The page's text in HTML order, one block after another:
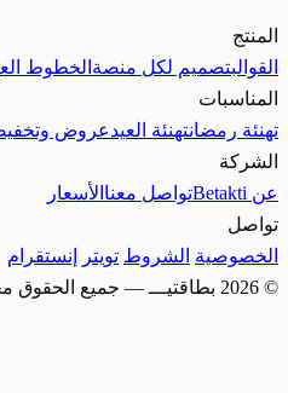
المنتج
القوالبتصميم لكل منصة الخطوط
المناسبات
تهنئة رمضانتهنئة العيدعروض
الشركة
عن Betakti
تواصل معنا الأسعار
تواصل
الخصوصية الشروط تويتر
إنستقرام
© 2026 بطاقتيـــ — جميع الحقوق محفوظة